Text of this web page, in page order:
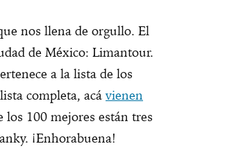
nos llena de orgullo. El
de México: Limantour.
a la lista de los
completa, acá vienen
los 100 mejores están tres
¡Enhorabuena!